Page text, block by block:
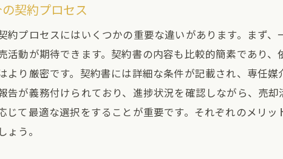
一般媒介と専任媒介名古屋市の不動産
一般媒介が適しているケース
専任媒介が適しているケース
名古屋市の地域特性に応じた選択
不動産市場の動向を見極めるポイ
契約プロセス
約プロセスにはいくつかの重要な違いがあります。まず
活動が期待できます。契約書の内容も比較的簡素であり
より厳密です。契約書には詳細な条件が記載され、専任
告が義務付けられており、進捗状況を確認しながら、売
じて最適な選択をすることが重要です。それぞれのメリ
う。